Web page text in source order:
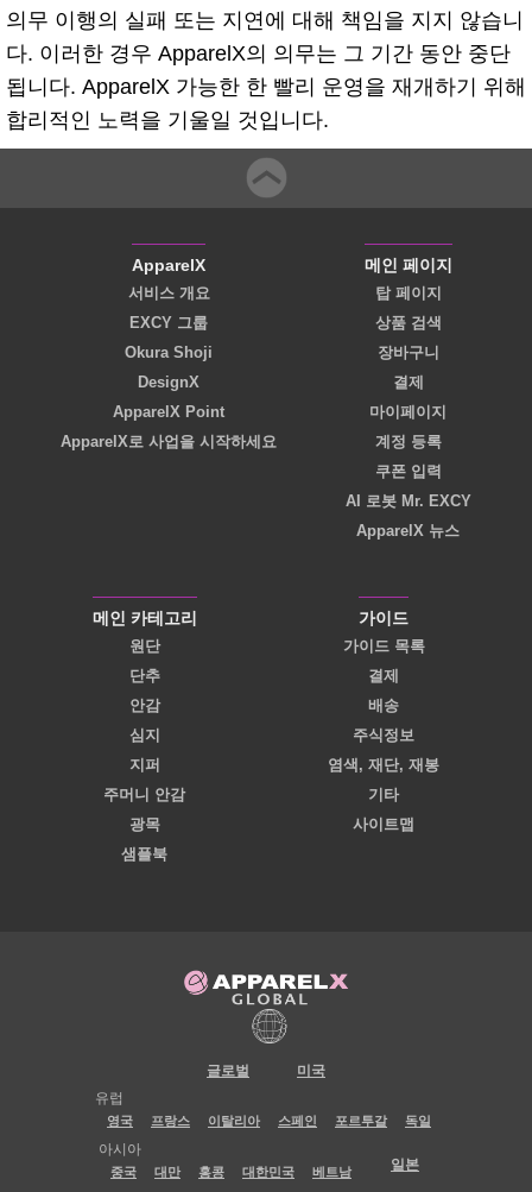
의무 이행의 실패 또는 지연에 대해 책임을 지지 않습니
다. 이러한 경우 ApparelX의 의무는 그 기간 동안 중단
됩니다. ApparelX 가능한 한 빨리 운영을 재개하기 위해
합리적인 노력을 기울일 것입니다.
ApparelX
서비스 개요
EXCY 그룹
Okura Shoji
DesignX
ApparelX Point
ApparelX로 사업을 시작하세요
메인 페이지
탑 페이지
상품 검색
장바구니
결제
마이페이지
계정 등록
쿠폰 입력
AI 로봇 Mr. EXCY
ApparelX 뉴스
메인 카테고리
원단
단추
안감
심지
지퍼
주머니 안감
광목
샘플북
가이드
가이드 목록
결제
배송
주식정보
염색, 재단, 재봉
기타
사이트맵
글로벌
미국
유럽
영국 프랑스 이탈리아 스페인 포르투갈 독일
아시아
중국 대만 홍콩 대한민국 베트남 일본